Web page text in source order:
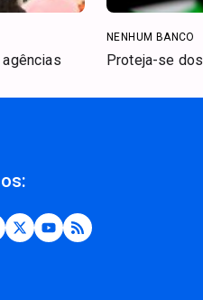
NENHUM BANCO
Proteja-se